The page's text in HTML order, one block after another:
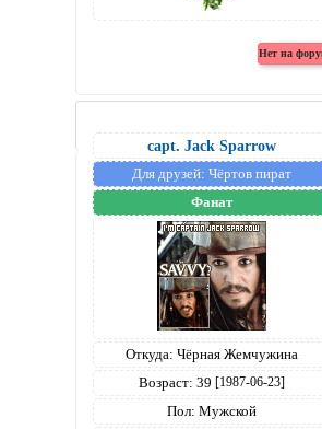
capt. Jack Sparrow
Для друзей: Чёртов пират
Фанат
Откуда: Чёрная Жемчужина
Возраст: 39 [1987-06-23]
Пол: Мужской